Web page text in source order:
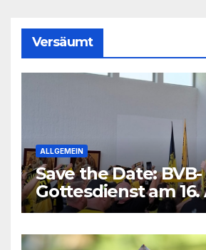
Versäumt
ALLGEMEIN
Save the Date: BVB-
Gottesdienst am
2026